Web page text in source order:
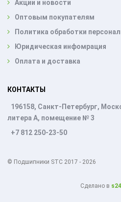
Акции и новости
Оптовым покупателям
Политика обработки
Юридическая инфомрация
Оплата и доставка
КОНТАКТЫ
196158, Санкт-Петербург,
литера А, помещение № 3
+7 812 250-23-50
© Подшипники STC 2017 - 2026
Cделано в